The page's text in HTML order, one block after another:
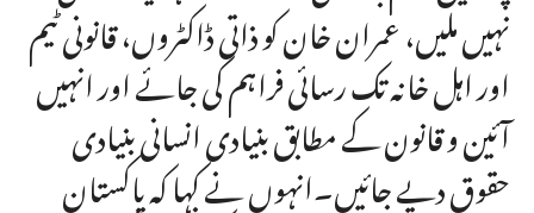
نہیں ملیں، عمران خان کو ذاتی ڈاکٹروں، قانونی ٹیم
اور اہل خانہ تک رسائی فراہم کی جائے اور انہیں
آئین و قانون کے مطابق بنیادی انسانی بنیادی
حقوق دیے جائیں۔انہوں نے کہا کہ پاکستان